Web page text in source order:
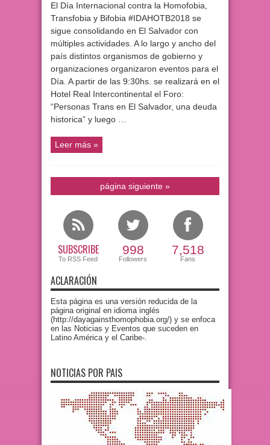
El Día Internacional contra la Homofobia,
Transfobia y Bifobia #IDAHOTB2018 se
sigue consolidando en El Salvador con
múltiples actividades. A lo largo y ancho del
país distintos organismos de gobierno y
organizaciones organizaron eventos para el
Día. A partir de las 9:30hs. se realizará en el
Hotel Real Intercontinental el Foro:
“Personas Trans en El Salvador, una deuda
historica” y luego …
Leer más »
página siguiente »
SUBSCRIBE
To RSS Feed
998
Followers
7,518
Fans
ACLARACIÓN
Esta página es una versión reducida de la
página original en idioma inglés
(http://dayagainsthomophobia.org/) y se enfoca
en las Noticias y Eventos que suceden en
Latino América y el Caribe-.
NOTICIAS POR PAIS